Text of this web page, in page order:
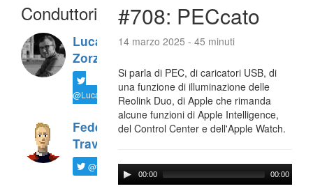
Conduttori
Luca
Zorzi
@LucaTNT
Federico
Travaini
@ftrava
#708: PECcato
14 marzo 2025 - 45 minuti
Si parla di PEC, di caricatori USB, di
una funzione di illuminazione delle
Reolink Duo, di Apple che rimanda
alcune funzioni di Apple Intelligence,
del Control Center e dell'Apple Watch.
00:00 00:00